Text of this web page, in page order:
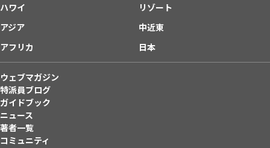
ハワイ
リゾート
アジア
中近東
アフリカ
日本
ウェブマガジン
特派員ブログ
ガイドブック
ニュース
著者一覧
コミュニティ